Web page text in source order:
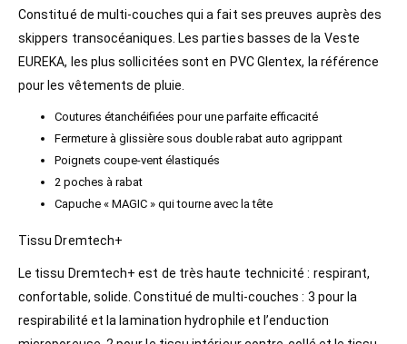
Constitué de multi-couches qui a fait ses preuves auprès des
skippers transocéaniques. Les parties basses de la Veste
EUREKA, les plus sollicitées sont en PVC Glentex, la référence
pour les vêtements de pluie.
Coutures étanchéifiées pour une parfaite efficacité
Fermeture à glissière sous double rabat auto agrippant
Poignets coupe-vent élastiqués
2 poches à rabat
Capuche « MAGIC » qui tourne avec la tête
Tissu Dremtech+
Le tissu Dremtech+ est de très haute technicité : respirant,
confortable, solide. Constitué de multi-couches : 3 pour la
respirabilité et la lamination hydrophile et l’enduction